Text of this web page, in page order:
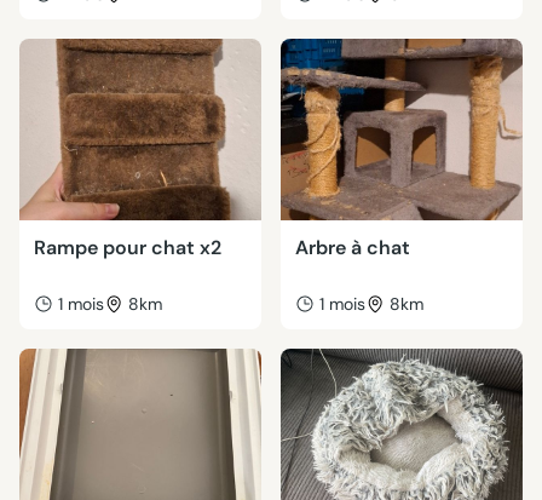
Rampe pour chat x2
1 mois 8km
Arbre à chat
1 mois 8km